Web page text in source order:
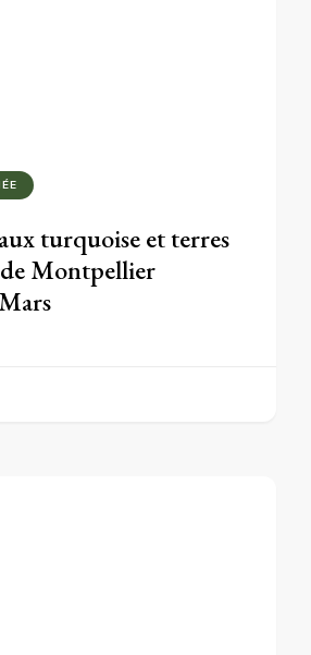
turquoise et terres
Montpellier